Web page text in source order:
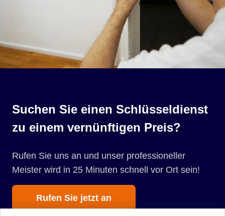
Suchen Sie einen Schlüsseldienst
zu einem vernünftigen Preis?
Rufen Sie uns an und unser professioneller
Meister wird in 25 Minuten schnell vor Ort sein!
Rufen Sie jetzt an